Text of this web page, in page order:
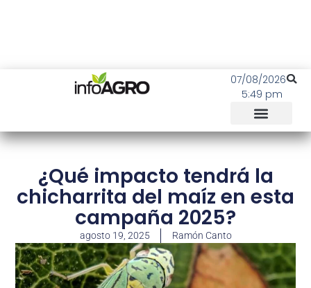
07/08/2026
5:49 pm
¿Qué impacto tendrá la
chicharrita del maíz en esta
campaña 2025?
agosto 19, 2025 Ramón Canto